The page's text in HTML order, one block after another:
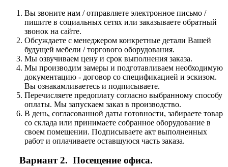
Вы звоните нам / отправляете электронное письмо /
пишите в социальных сетях или заказываете обратный
звонок на сайте.
Обсуждаете с менеджером конкретные детали Вашей
будущей мебели / торгового оборудования.
Мы озвучиваем цену и срок выполнения заказа.
Мы производим замеры и подготавливаем необходимую
документацию - договор со спецификацией и эскизом.
Вы ознакамливаетесь и подписываете.
Перечисляете предоплату согласно выбранному способу
оплаты. Мы запускаем заказ в производство.
В день, согласованной даты готовности, забираете товар
со склада или принимаете собранное оборудование в
своем помещении. Подписываете акт выполненных
работ и оплачиваете оставшуюся часть заказа.
Вариант 2. Посещение офиса.